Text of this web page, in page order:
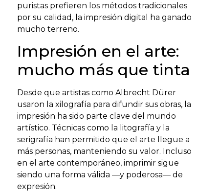
puristas prefieren los métodos tradicionales
por su calidad, la impresión digital ha ganado
mucho terreno.
Impresión en el arte:
mucho más que tinta
Desde que artistas como Albrecht Dürer
usaron la xilografía para difundir sus obras, la
impresión ha sido parte clave del mundo
artístico. Técnicas como la litografía y la
serigrafía han permitido que el arte llegue a
más personas, manteniendo su valor. Incluso
en el arte contemporáneo, imprimir sigue
siendo una forma válida —y poderosa— de
expresión.